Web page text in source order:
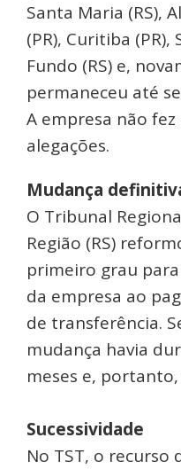
Santa Maria (RS),
(PR), Curitiba (PR),
Fundo (RS) e,
permaneceu até
A empresa não
alegações.
Mudança
O Tribunal
Região (RS)
primeiro grau
da empresa ao
de transferência.
mudança havia
meses e,
Sucessividade
No TST, o recurso